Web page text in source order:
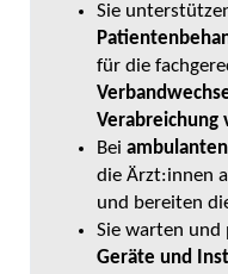
Sie
für die
Verabreichung
Bei
die Ärzt:innen
und bereiten
Sie warten und
Geräte und